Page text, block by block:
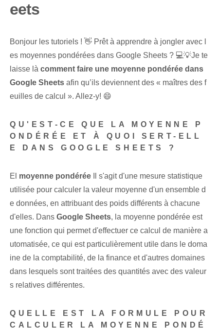
eets
Bonjour les tutoriels ! 👋 Prêt à apprendre à jongler avec l
es moyennes pondérées dans Google Sheets ? 💻💡Je te
laisse là comment faire une moyenne pondérée dans
Google Sheets afin qu’ils deviennent des « maîtres des f
euilles de calcul ». Allez-y! 😄
QU'EST-CE QUE LA MOYENNE P
ONDÉRÉE ET À QUOI SERT-ELL
E DANS GOOGLE SHEETS ?
El moyenne pondérée Il s'agit d'une mesure statistique
utilisée pour calculer la valeur moyenne d'un ensemble d
e données, en attribuant des poids différents à chacune
d'elles. Dans Google Sheets, la moyenne pondérée est
une fonction qui permet d'effectuer ce calcul de manière a
utomatisée, ce qui est particulièrement utile dans le doma
ine de la comptabilité, de la finance et d'autres domaines
dans lesquels sont traitées des quantités avec des valeur
s relatives différentes.
QUELLE EST LA FORMULE POUR
CALCULER LA MOYENNE PONDÉ